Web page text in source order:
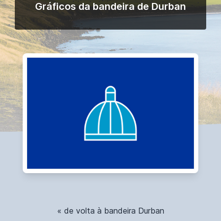
Gráficos da bandeira de Durban
« de volta à bandeira Durban